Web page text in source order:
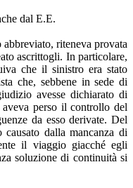
dal E.E.
riteneva provata
ascrittogli. In particolare,
che il sinistro era stato
che, sebbene in sede di
avesse dichiarato di
perso il controllo del
da esso derivate. Del
dalla mancanza di
il viaggio giacché egli
soluzione di continuità si